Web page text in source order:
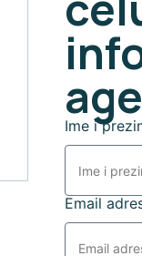
Ime i
Email